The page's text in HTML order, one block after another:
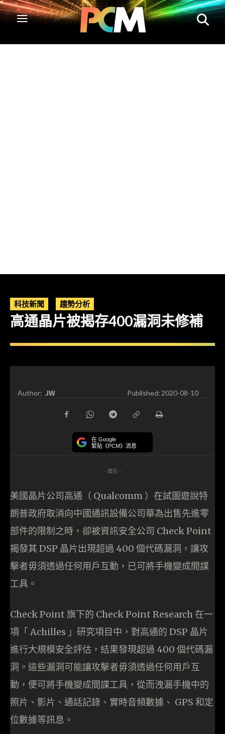
科技新聞 趨勢分析
高通晶片被揭存400漏洞未修補
Author: JW Published:2020-08-10
在 Google
緊貼《PCM》消息
- 廣告 -
美國晶片公司高通（ Qualcomm ）在試圖遊說特
朗普政府取消向中國通訊設備公司華為出售先進零
部件的限制之時，卻被資訊安全公司 Check Point
揭發其 DSP 晶片出現超過 400 個代碼漏洞，讓攻
擊者毋須透過任何用戶互動，已可將手機變成間諜
工具。
Check Point 旗下的 Check Point Research 在一
項「 Achilles 」研究項目中，對高通的 DSP 晶片
進行大規模安全評估，結果發現超過 400 個代碼漏
洞。這些漏洞可能讓攻擊者毋須透過任何用戶互
動，便可將手機變成間諜工具，從而洩漏手機中的
照片、影片、通話記錄、實時音頻數據、 GPS 和定
位數據等訊息。